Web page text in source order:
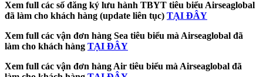
Xem full các số đăng ký lưu hành TBYT tiêu biểu Airseaglobal
đã làm cho khách hàng (update liên tục) TẠI ĐÂY
Xem full các vận đơn hàng Sea tiêu biểu mà Airseaglobal đã
làm cho khách hàng TẠI ĐÂY
Xem full các vận đơn hàng Air tiêu biểu mà Airseaglobal đã